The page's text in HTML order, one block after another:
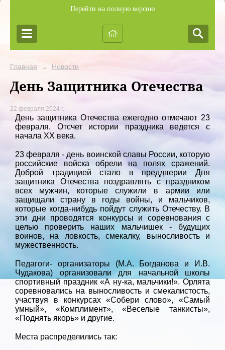
Перейти на полную версию
Главная → Новости
День Защитника Отечества
22 февраля 2024 г.
День защитника Отечества ежегодно отмечают 23
февраля. Отсчет истории праздника ведется с
начала XX века.
23 февраля - день воинской славы России, которую
российские войска обрели на полях сражений.
Доброй традицией стало в преддверии Дня
защитника Отечества поздравлять с праздником
всех мужчин, которые служили в армии или
защищали страну в годы войны, и мальчиков,
которые когда-нибудь пойдут служить Отечеству. В
эти дни проводятся конкурсы и соревнования с
целью проверить наших мальчишек - будущих
воинов, на ловкость, смекалку, выносливость и
мужественность.
Педагоги- организаторы (М.А. Богданова и И.В.
Чудакова) организовали для начальной школы
спортивный праздник «А ну-ка, мальчики!». Орлята
соревновались на выносливость и смекалистость,
участвуя в конкурсах «Собери слово», «Самый
умный», «Комплимент», «Веселые танкисты»,
«Поднять якорь» и другие.
Места распределились так: